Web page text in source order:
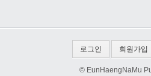
로그인 회원가입
© EunHaengNaMu